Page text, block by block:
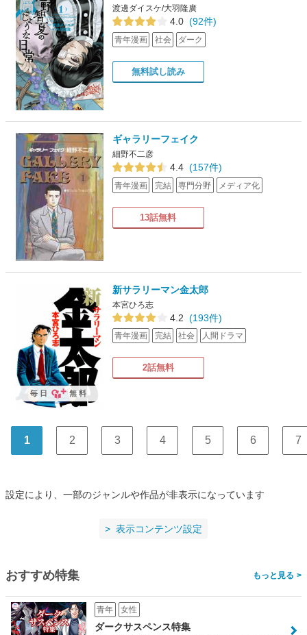
渡邊ダイスケ/大羽隆廣
4.0 (92件)
青年漫画 社会 ダーク
無料試し読み
ギャラリーフェイク
細野不二彦
4.4 (157件)
青年漫画 完結 専門分野 メディア化
13話無料
新サラリーマン金太郎
本宮ひろ志
4.2 (193件)
青年漫画 完結 社会 人間ドラマ
2話無料
毎日 無料
1 2 3 4 5 6 7
設定により、一部のジャンルや作品が非表示になっています
表示コンテンツ設定
おすすめ特集 >
青年 女性
ダークサスペンス特集